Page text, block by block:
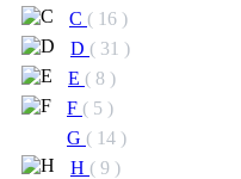
C ( 16 )
D ( 31 )
E ( 8 )
F ( 5 )
G ( 14 )
H ( 9 )